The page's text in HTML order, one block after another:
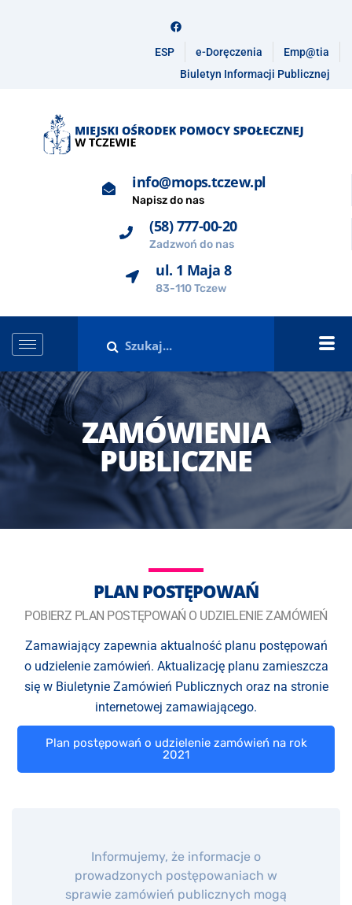
ESP e-Doręczenia
Emp@tia
Biuletyn Informacji Publicznej
info@mops.tczew.pl
Napisz do nas
(58) 777-00-20
Zadzwoń do nas
ul. 1 Maja 8
83-110 Tczew
ZAMÓWIENIA
PUBLICZNE
PLAN POSTĘPOWAŃ
POBIERZ PLAN POSTĘPOWAŃ O UDZIELENIE ZAMÓWIEŃ
Zamawiający zapewnia aktualność planu postępowań
o udzielenie zamówień. Aktualizację planu zamieszcza
się w Biuletynie Zamówień Publicznych oraz na stronie
internetowej zamawiającego.
Plan postępowań o udzielenie zamówień na rok
2021
Informujemy, że informacje o
prowadzonych postępowaniach w
sprawie zamówień publicznych mogą